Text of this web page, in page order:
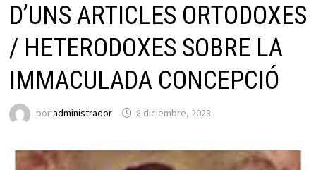
D’UNS ARTICLES ORTODOXES
/ HETERODOXES SOBRE LA
IMMACULADA CONCEPCIÓ
poradministrador 8 diciembre, 2023